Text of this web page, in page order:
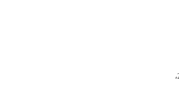
منذ إلقاء القبض على مرشد جماعة الإخوان المسلمين محمد بديع في أغسطس 2013،